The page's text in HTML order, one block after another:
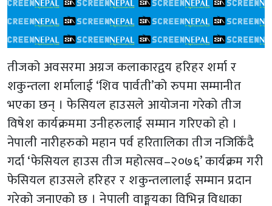
तीजको अवसरमा अग्रज कलाकारद्वय हरिहर शर्मा र
शकुन्तला शर्मालाई ‘शिव पार्वती’को रुपमा सम्मानीत
भएका छन् । फेसियल हाउसले आयोजना गरेको तीज
विषेश कार्यक्रममा उनीहरुलाई सम्मान गरिएको हो ।
नेपाली नारीहरुको महान पर्व हरितालिका तीज नजिकिँदै
गर्दा ‘फेसियल हाउस तीज महोत्सव–२०७६’ कार्यक्रम गरी
फेसियल हाउसले हरिहर र शकुन्तलालाई सम्मान प्रदान
गरेको जनाएको छ । नेपाली वाङ्मयका विभिन्न विधाका